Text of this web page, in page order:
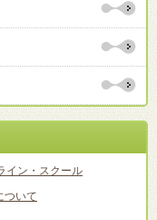
イン・スクール
ついて